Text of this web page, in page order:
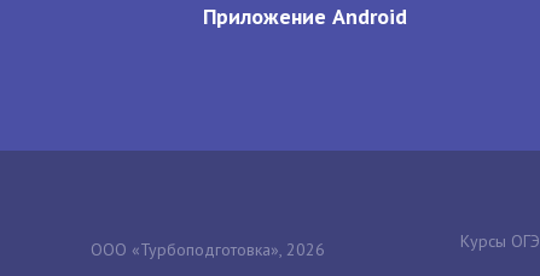
Приложение Android
ООО «Турбоподготовка», 2026 Курсы ОГЭ